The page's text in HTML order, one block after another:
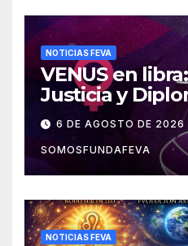
NOTICIAS FEVA
VENUS en
Justicia y
6 DE AGOSTO DE 2026
SOMOSFUNDAFEVA
NOTICIAS FEVA